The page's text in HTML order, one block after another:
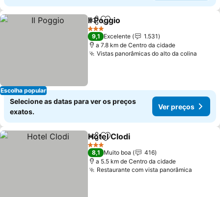
Escolha popular
PartilharAdicionar aos favoritos
Il Poggio
3 Estrelas
9,1 Excelente
1.531
a 7.8 km de Centro da cidade
Vistas panorâmicas do alto da colina
Selecione as datas para ver os preços
exatos.
Ver preços
PartilharAdicionar aos favoritos
Hotel Clodi
3 Estrelas
8,1 Muito boa
416
a 5.5 km de Centro da cidade
Restaurante com vista panorâmica